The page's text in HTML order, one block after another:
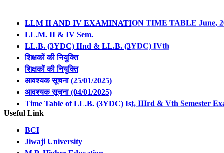
LL.M. II & IV Sem.
LL.B. (3YDC) IInd & LL.B. (3YDC) IVth
शिक्षकों की नियुक्ति
शिक्षकों की नियुक्ति
आवश्यक सूचना (25/01/2025)
आवश्यक सूचना (04/01/2025)
Time Table of LL.B. (3YDC) Ist, IIIrd & Vth Semester
Revised Notification Regarding Form Filling of LL.B.
Revised Notification Regarding Form Filling of LL.B.
Revised Notification Regarding Form Filling of LL.M. I &
Revised Notification Regarding Form Filling of LL.M. II
Time Table of LL.M. Ist & IIIrd Semester For College
Useful Link
BCI
Jiwaji University